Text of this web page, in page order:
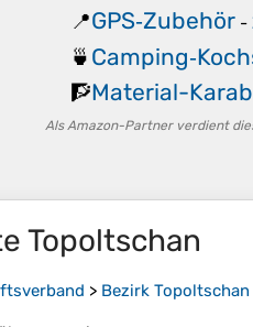
📍GPS‑Zubehör -
🍵
🧗Material-
Als Amazon-Partner verdient
Topoltschan
> Bezirk Topoltschan